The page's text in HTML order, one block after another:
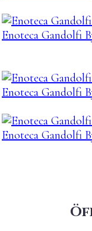
Enoteca Gandolfi
Enoteca Gandolfi
Enoteca Gandolfi